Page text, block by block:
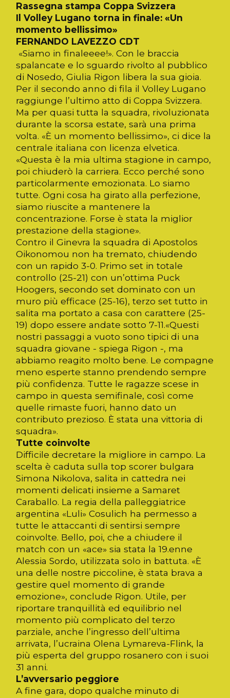
Rassegna stampa Coppa Svizzera
Il Volley Lugano torna in finale: «Un
momento bellissimo»
FERNANDO LAVEZZO CDT
«Siamo in finaleeee!». Con le braccia
spalancate e lo sguardo rivolto al pubblico
di Nosedo, Giulia Rigon libera la sua gioia.
Per il secondo anno di fila il Volley Lugano
raggiunge l’ultimo atto di Coppa Svizzera.
Ma per quasi tutta la squadra, rivoluzionata
durante la scorsa estate, sarà una prima
volta. «È un momento bellissimo», ci dice la
centrale italiana con licenza elvetica.
«Questa è la mia ultima stagione in campo,
poi chiuderò la carriera. Ecco perché sono
particolarmente emozionata. Lo siamo
tutte. Ogni cosa ha girato alla perfezione,
siamo riuscite a mantenere la
concentrazione. Forse è stata la miglior
prestazione della stagione».
Contro il Ginevra la squadra di Apostolos
Oikonomou non ha tremato, chiudendo
con un rapido 3-0. Primo set in totale
controllo (25-21) con un’ottima Puck
Hoogers, secondo set dominato con un
muro più efficace (25-16), terzo set tutto in
salita ma portato a casa con carattere (25-
19) dopo essere andate sotto 7-11.«Questi
nostri passaggi a vuoto sono tipici di una
squadra giovane - spiega Rigon -, ma
abbiamo reagito molto bene. Le compagne
meno esperte stanno prendendo sempre
più confidenza. Tutte le ragazze scese in
campo in questa semifinale, così come
quelle rimaste fuori, hanno dato un
contributo prezioso. È stata una vittoria di
squadra».
Tutte coinvolte
Difficile decretare la migliore in campo. La
scelta è caduta sulla top scorer bulgara
Simona Nikolova, salita in cattedra nei
momenti delicati insieme a Samaret
Caraballo. La regia della palleggiatrice
argentina «Luli» Cosulich ha permesso a
tutte le attaccanti di sentirsi sempre
coinvolte. Bello, poi, che a chiudere il
match con un «ace» sia stata la 19.enne
Alessia Sordo, utilizzata solo in battuta. «È
una delle nostre piccoline, è stata brava a
gestire quel momento di grande
emozione», conclude Rigon. Utile, per
riportare tranquillità ed equilibrio nel
momento più complicato del terzo
parziale, anche l’ingresso dell’ultima
arrivata, l’ucraina Olena Lymareva-Flink, la
più esperta del gruppo rosanero con i suoi
31 anni.
L’avversario peggiore
A fine gara, dopo qualche minuto di